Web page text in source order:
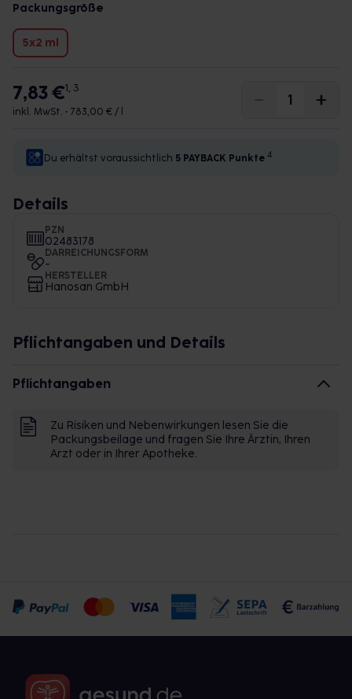
Packungsgröße
5x2 ml
7,83 €1, 3
inkl. MwSt. • 783,00 € / l
Du erhältst voraussichtlich 5 PAYBACK Punkte 4
Details
PZN
02483178
DARREICHUNGSFORM
-
HERSTELLER
Hanosan GmbH
Pflichtangaben und Details
Pflichtangaben
Zu Risiken und Nebenwirkungen lesen Sie die
Packungsbeilage und fragen Sie Ihre Ärztin, Ihren
Arzt oder in Ihrer Apotheke.